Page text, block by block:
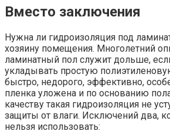
Вместо заключения
Нужна ли гидроизоляция под
хозяину помещения. Многолетний
ламинатный пол служит дольше,
укладывать простую
быстро, недорого, эффективно,
пленка уложена и по основанию
качеству такая гидроизоляция не
защиты от влаги. Исключений два,
нельзя использовать: